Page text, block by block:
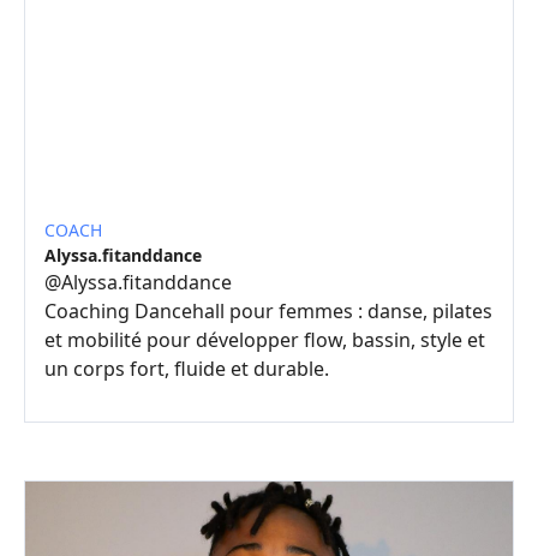
COACH
Alyssa.fitanddance
@Alyssa.fitanddance
Coaching Dancehall pour femmes : danse, pilates
et mobilité pour développer flow, bassin, style et
un corps fort, fluide et durable.